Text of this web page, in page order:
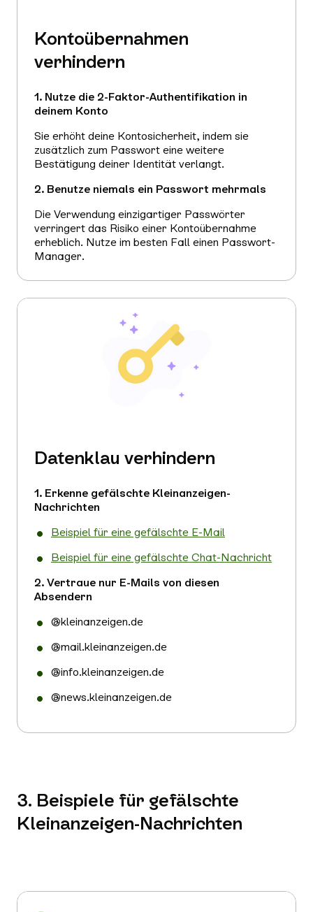
Kontoübernahmen
verhindern
1. Nutze die 2-Faktor-Authentifikation in
deinem Konto
Sie erhöht deine Kontosicherheit, indem sie
zusätzlich zum Passwort eine weitere
Bestätigung deiner Identität verlangt.
2. Benutze niemals ein Passwort mehrmals
Die Verwendung einzigartiger Passwörter
verringert das Risiko einer Kontoübernahme
erheblich. Nutze im besten Fall einen Passwort-
Manager.
Datenklau verhindern
1. Erkenne gefälschte Kleinanzeigen-
Nachrichten
Beispiel für eine gefälschte E-Mail
Beispiel für eine gefälschte Chat-Nachricht
2. Vertraue nur E-Mails von diesen
Absendern
@kleinanzeigen.de
@mail.kleinanzeigen.de
@info.kleinanzeigen.de
@news.kleinanzeigen.de
3. Beispiele für gefälschte
Kleinanzeigen-Nachrichten